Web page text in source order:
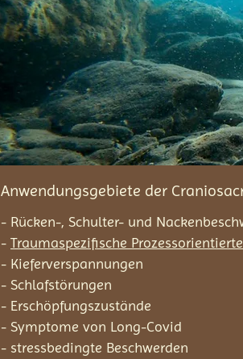
Anwendungsgebiete der
- Rücken-, Schulter- und
- Traumaspezifische
- Kieferverspannungen
- Schlafstörungen
- Erschöpfungszustände
- Symptome von Long-Covid
- stressbedingte Beschwerden